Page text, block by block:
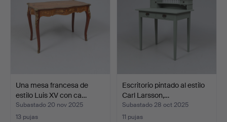
Una mesa francesa de
estilo Luis XV con ca…
Subastado 20 nov 2025
13 pujas
Escritorio pintado al estilo
Carl Larsson,…
Subastado 28 oct 2025
11 pujas